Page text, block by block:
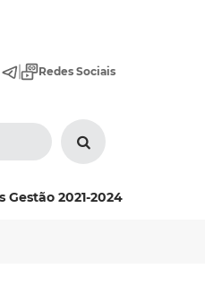
Redes Sociais
Gestão 2021-2024